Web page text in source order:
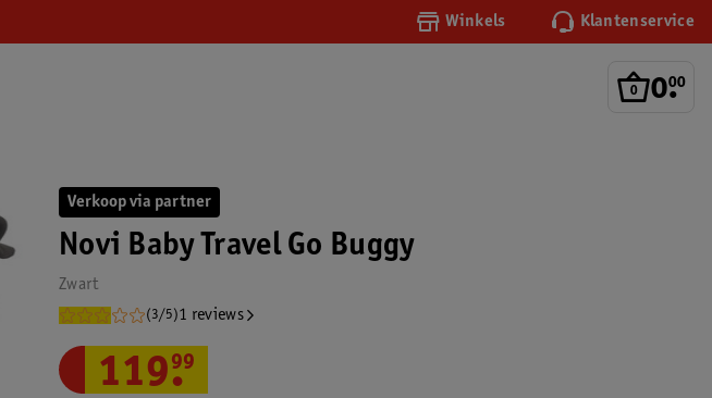
Winkels Klantenservice
0.
00
Verkoop via partner
Novi Baby Travel Go Buggy
Zwart
(3/5)1 reviews
119.
99